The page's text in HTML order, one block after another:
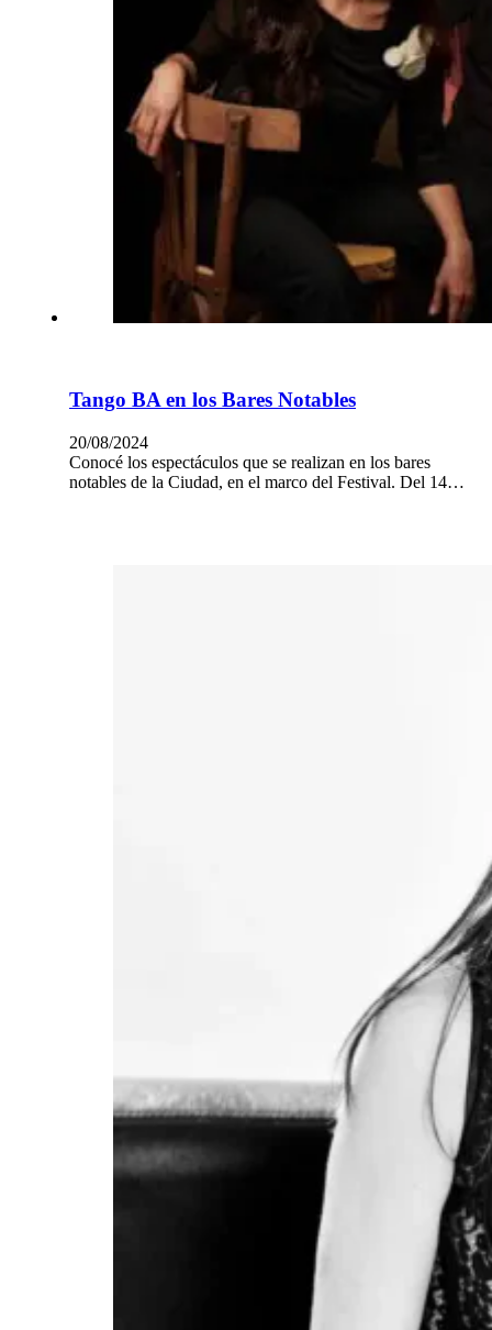
Tango BA en los Bares Notables
20/08/2024
Conocé los espectáculos que se realizan en los bares
notables de la Ciudad, en el marco del Festival. Del 14…